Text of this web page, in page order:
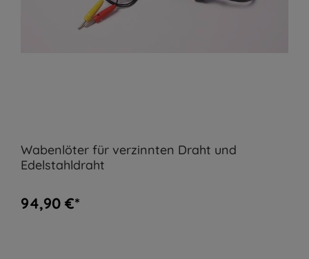
Wabenlöter für verzinnten Draht und
Edelstahldraht
94,90 €*